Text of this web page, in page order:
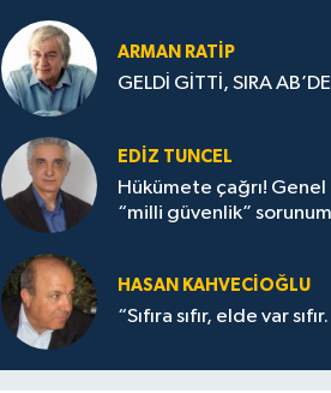
ARMAN RATİP
GELDİ GİTTİ, SIRA AB’DE
EDIZ TUNCEL
Hükümete çağrı! Genel
“milli güvenlik”
HASAN KAHVECİOĞLU
“Sıfıra sıfır, elde var